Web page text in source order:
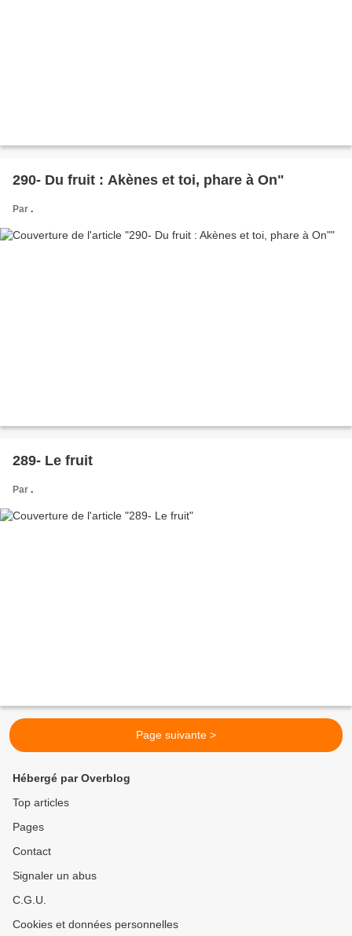
290- Du fruit : Akènes et toi, phare à On"
Par .
289- Le fruit
Par .
Page suivante >
Hébergé par Overblog
Top articles
Pages
Contact
Signaler un abus
C.G.U.
Cookies et données personnelles